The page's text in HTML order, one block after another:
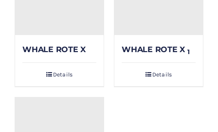
WHALE ROTE X
Details
WHALE ROTE X 1
Details